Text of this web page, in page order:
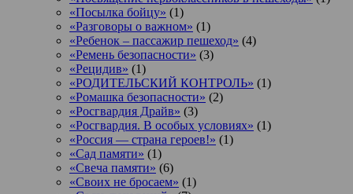
«Посылка бойцу» (1)
«Разговоры о важном» (1)
«Ребенок – пассажир пешеход» (4)
«Ремень безопасности» (3)
«Рецидив» (1)
«РОДИТЕЛЬСКИЙ КОНТРОЛЬ» (1)
«Ромашка безопасности» (2)
«Росгвардия Драйв» (3)
«Росгвардия. В особых условиях» (1)
«Россия — страна героев!» (1)
«Сад памяти» (1)
«Свеча памяти» (6)
«Своих не бросаем» (1)